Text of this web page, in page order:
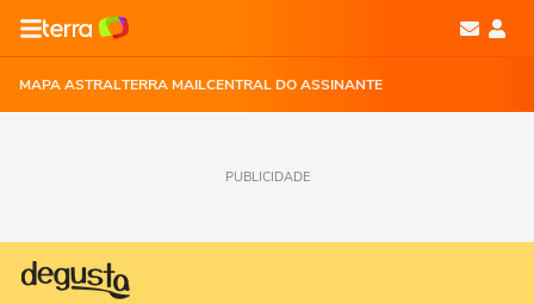
MAPA ASTRALTERRA MAILCENTRAL DO ASSINANTE
PUBLICIDADE